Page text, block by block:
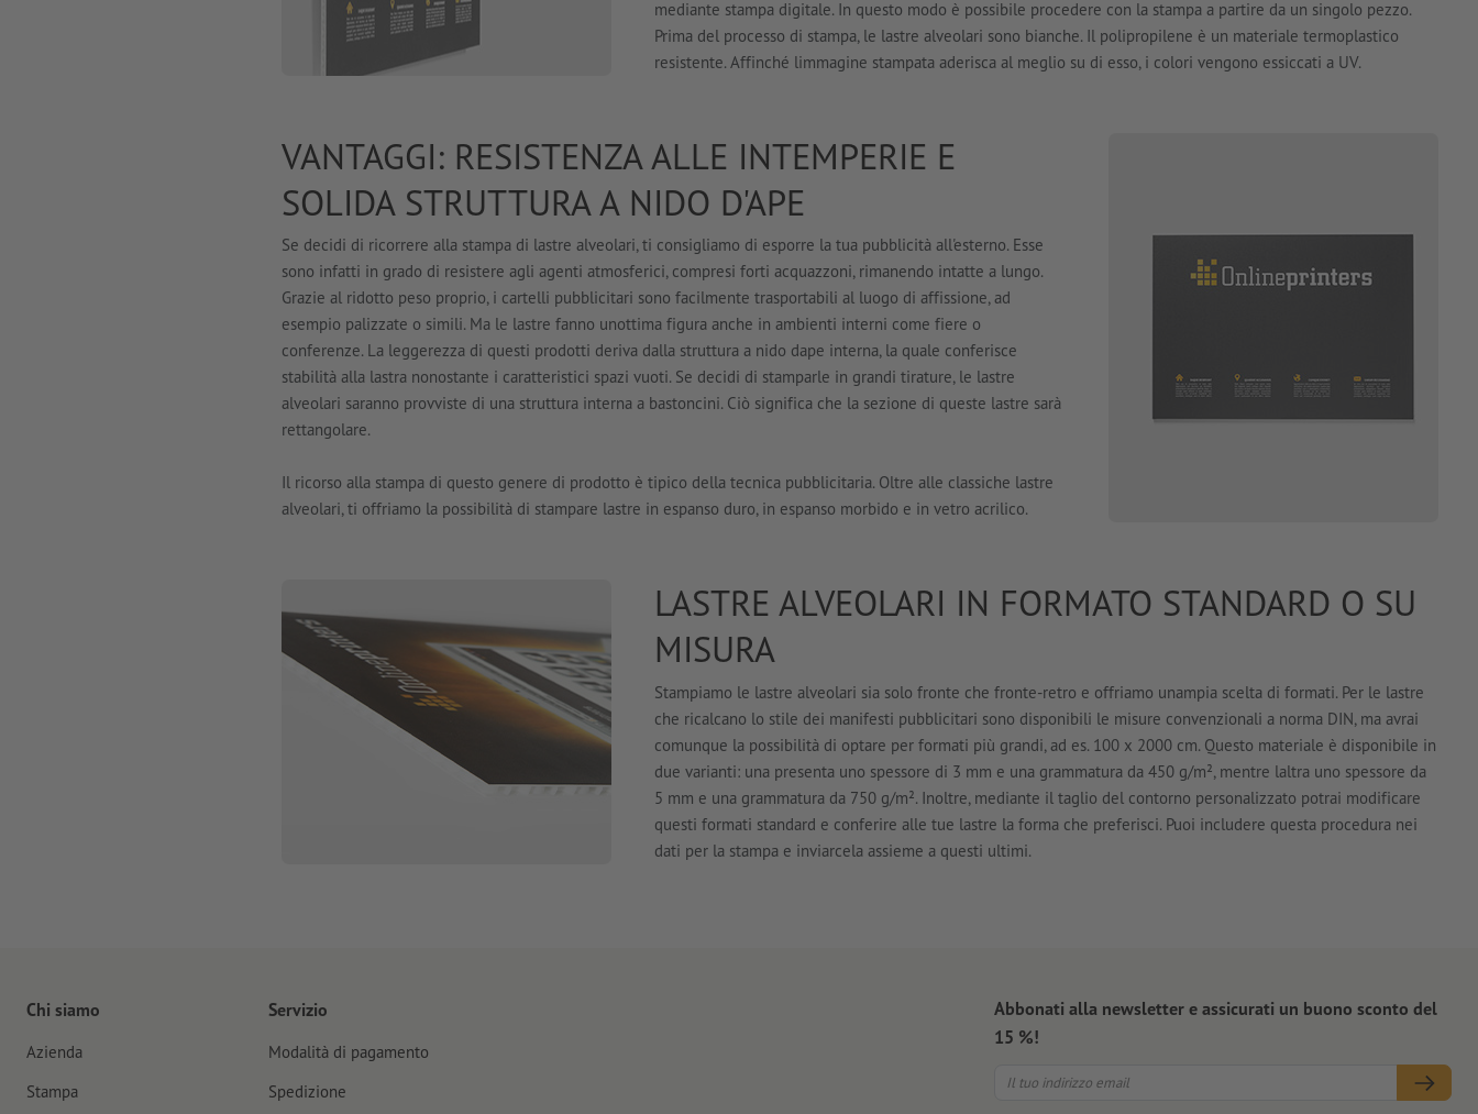
mediante stampa digitale. In questo modo è possibile procedere con la stampa a partire da un singolo pezzo.
Prima del processo di stampa, le lastre alveolari sono bianche. Il polipropilene è un materiale termoplastico
resistente. Affinché limmagine stampata aderisca al meglio su di esso, i colori vengono essiccati a UV.
VANTAGGI: RESISTENZA ALLE INTEMPERIE E
SOLIDA STRUTTURA A NIDO D'APE
Se decidi di ricorrere alla stampa di lastre alveolari, ti consigliamo di esporre la tua pubblicità all'esterno. Esse
sono infatti in grado di resistere agli agenti atmosferici, compresi forti acquazzoni, rimanendo intatte a lungo.
Grazie al ridotto peso proprio, i cartelli pubblicitari sono facilmente trasportabili al luogo di affissione, ad
esempio palizzate o simili. Ma le lastre fanno unottima figura anche in ambienti interni come fiere o
conferenze. La leggerezza di questi prodotti deriva dalla struttura a nido dape interna, la quale conferisce
stabilità alla lastra nonostante i caratteristici spazi vuoti. Se decidi di stamparle in grandi tirature, le lastre
alveolari saranno provviste di una struttura interna a bastoncini. Ciò significa che la sezione di queste lastre sarà
rettangolare.
Il ricorso alla stampa di questo genere di prodotto è tipico della tecnica pubblicitaria. Oltre alle classiche lastre
alveolari, ti offriamo la possibilità di stampare lastre in espanso duro, in espanso morbido e in vetro acrilico.
LASTRE ALVEOLARI IN FORMATO STANDARD O SU
MISURA
Stampiamo le lastre alveolari sia solo fronte che fronte-retro e offriamo unampia scelta di formati. Per le lastre
che ricalcano lo stile dei manifesti pubblicitari sono disponibili le misure convenzionali a norma DIN, ma avrai
comunque la possibilità di optare per formati più grandi, ad es. 100 x 2000 cm. Questo materiale è disponibile in
due varianti: una presenta uno spessore di 3 mm e una grammatura da 450 g/m², mentre laltra uno spessore da
5 mm e una grammatura da 750 g/m². Inoltre, mediante il taglio del contorno personalizzato potrai modificare
questi formati standard e conferire alle tue lastre la forma che preferisci. Puoi includere questa procedura nei
dati per la stampa e inviarcela assieme a questi ultimi.
Chi siamo
Azienda
Stampa
Servizio
Modalità di pagamento
Spedizione
Abbonati alla newsletter e assicurati un buono sconto del
15 %!